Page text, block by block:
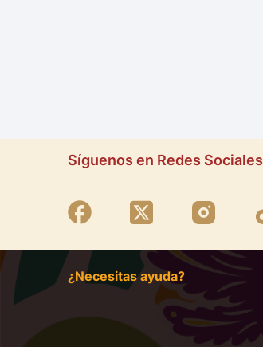
Síguenos en Redes Sociales
¿Necesitas ayuda?